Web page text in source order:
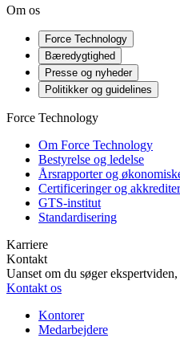
Om os
Force Technology
Bæredygtighed
Presse og nyheder
Politikker og guidelines
Force Technology
Om Force Technology
Bestyrelse og ledelse
Årsrapporter og
Certificeringer og
GTS-institut
Standardisering
Karriere
Kontakt
Uanset om du søger
Kontakt os
Kontorer
Medarbejdere